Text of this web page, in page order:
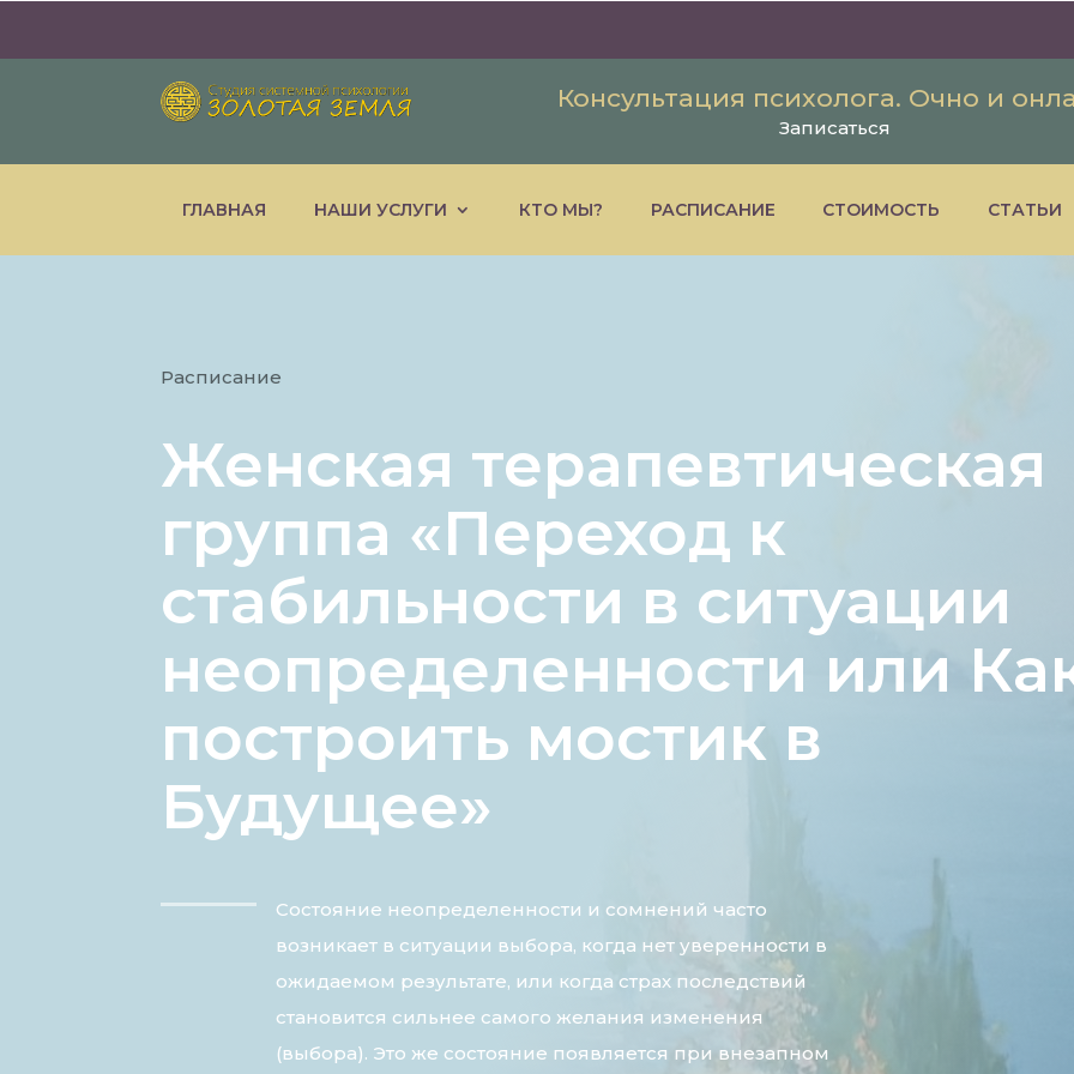
Консультация психолога. Очно и
Записаться
ГЛАВНАЯ НАШИ УСЛУГИ КТО МЫ? РАСПИСАНИЕ СТОИМОСТЬ СТАТЬИ
Расписание
Женская терапевтическая
группа «Переход к
стабильности в ситуации
неопределенности или
построить мостик в
Будущее»
Состояние неопределенности и сомнений часто
возникает в ситуации выбора, когда нет уверенности в
ожидаемом результате, или когда страх последствий
становится сильнее самого желания изменения
(выбора). Это же состояние появляется при внезапном